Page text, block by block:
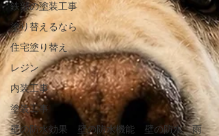
鉄部の塗装工事
塗り替えるなら
住宅塗り替え
レジン
内装工事
塗装工事
壁の防水効果 壁の防水機能 壁の防水 雨